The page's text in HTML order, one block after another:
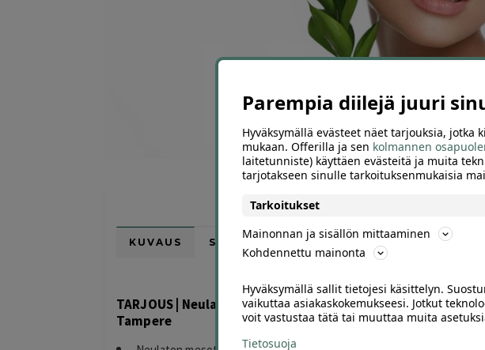
KUVAUS SIJAINTI KARTALLA
TARJOUS | Neulaton mesoterapiahoito tai timanttihionta
Tampere
Parempia diilejä juuri
Hyväksymällä evästeet näet tarjouksia,
mukaan. Offerilla ja sen kolmannen
laitetunniste) käyttäen evästeitä ja muita
tarjotakseen sinulle tarkoituksenmukaisia
Tarkoitukset
Mainonnan ja sisällön mittaaminen
Kohdennettu mainonta
Hyväksymällä sallit tietojesi käsittelyn.
vaikuttaa asiakaskokemukseesi. Jotkut
voit vastustaa tätä tai muuttaa muita
Tietosuoja